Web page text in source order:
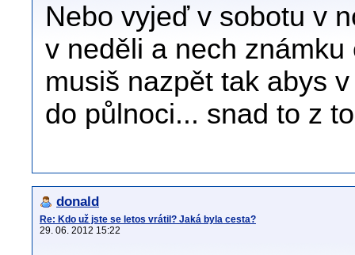
Nebo vyjeď v sobotu v
v neděli a nech
musiš nazpět tak abys
do půlnoci... snad to z
donald
Re: Kdo už jste se letos vrátil? Jaká byla cesta?
29. 06. 2012 15:22